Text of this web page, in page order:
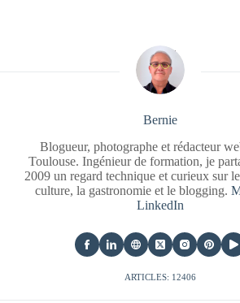
Bernie
Blogueur, photographe et rédacteur
Toulouse. Ingénieur de formation, je
2009 un regard technique et curieux sur
culture, la gastronomie et le blogging.
LinkedIn
ARTICLES: 12406